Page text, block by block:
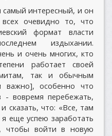
самый интересный, и он
очевидно то, что
формат власти
издыхании.
и очень многих, кто
работает своей
так и обычным
особенно что
- вовремя перебежать,
сказать, что: «Все, там
еще успею заработать
чтобы войти в новую